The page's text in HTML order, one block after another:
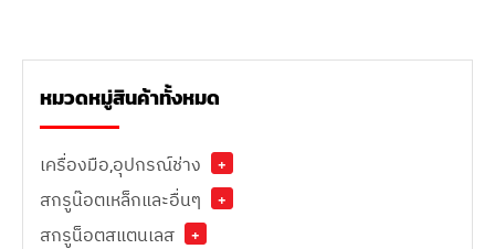
หมวดหมู่สินค้าทั้งหมด
เครื่องมือ,อุปกรณ์ช่าง
+
สกรูน๊อตเหล็กและอื่นๆ
+
สกรูน็อตสแตนเลส
+